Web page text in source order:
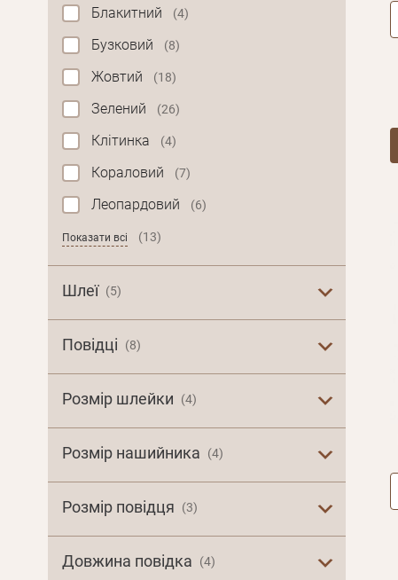
Блакитний (4)
Бузковий (8)
Жовтий (18)
Зелений (26)
Клітинка (4)
Кораловий (7)
Леопардовий (6)
Показати всі (13)
Шлеї (5)
Повідці (8)
Розмір шлейки (4)
Розмір нашийника (4)
Розмір повідця (3)
Довжина повідка (4)